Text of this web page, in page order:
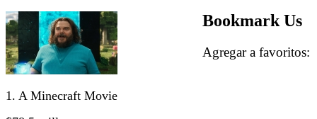
1. A Minecraft Movie
Bookmark Us
Agregar a